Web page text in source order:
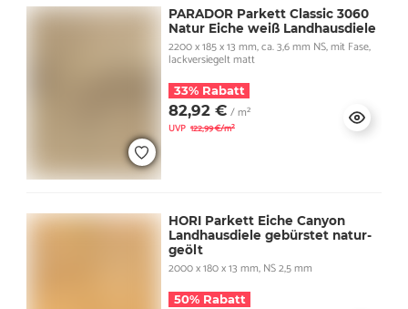
PARADOR Parkett Classic 3060
Natur Eiche weiß Landhausdiele
2200 x 185 x 13 mm, ca. 3,6 mm NS, mit Fase,
lackversiegelt matt
33% Rabatt
82,92 € / m²
UVP 122,99 €/m²
HORI Parkett Eiche Canyon
Landhausdiele gebürstet natur-
geölt
2000 x 180 x 13 mm, NS 2,5 mm
50% Rabatt